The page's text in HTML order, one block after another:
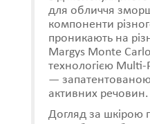
для обличчя
компоненти
проникають на
Margys Monte
технологією
—
активних речовин.
Догляд за шкірою